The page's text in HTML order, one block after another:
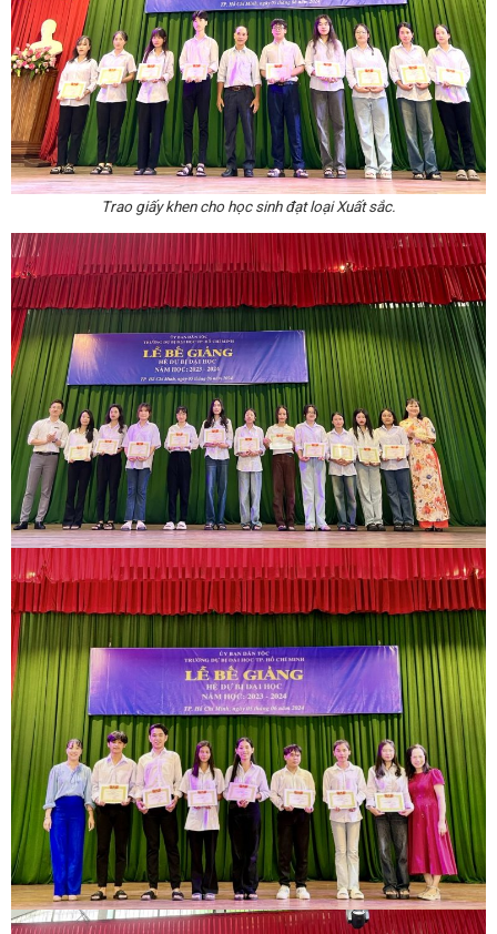
Trao giấy khen cho học sinh đạt loại Xuất sắc.